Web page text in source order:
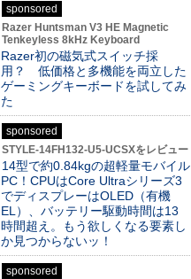
sponsored
Razer Huntsman V3 HE Magnetic
Tenkeyless 8kHz Keyboard
Razer初の磁気式スイッチ採
用？ 低価格と多機能を両立した
ゲーミングキーボードを試してみ
た
sponsored
STYLE-14FH132-U5-UCSXをレビュー
14型で約0.84kgの超軽量モバイル
PC！CPUはCore Ultraシリーズ3
でディスプレーはOLED（有機
EL）、バッテリー駆動時間は13
時間超え。もう欲しくなる要素し
か見つからないッ！
sponsored